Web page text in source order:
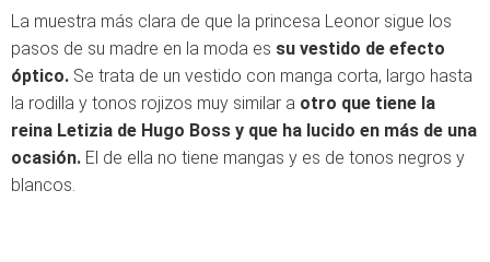
La muestra más clara de que la princesa Leonor sigue los
pasos de su madre en la moda es su vestido de efecto
óptico. Se trata de un vestido con manga corta, largo hasta
la rodilla y tonos rojizos muy similar a otro que tiene la
reina Letizia de Hugo Boss y que ha lucido en más de una
ocasión. El de ella no tiene mangas y es de tonos negros y
blancos.